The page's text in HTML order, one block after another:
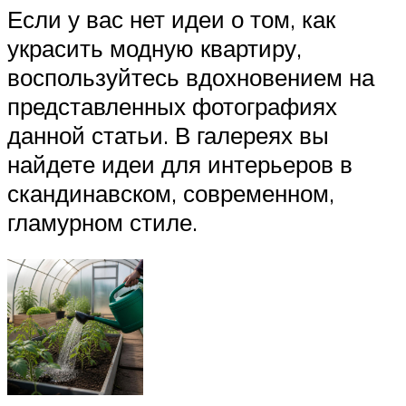
Если у вас нет идеи о том, как
украсить модную квартиру,
воспользуйтесь вдохновением на
представленных фотографиях
данной статьи. В галереях вы
найдете идеи для интерьеров в
скандинавском, современном,
гламурном стиле.